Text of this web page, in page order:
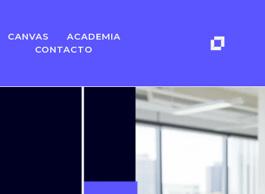
CANVAS
ACADEMIA
CONTACTO